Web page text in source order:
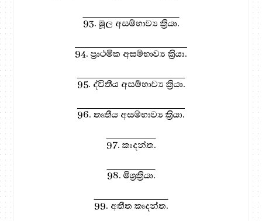
93. මූල අසම්භාව්‍ය ක්‍රියා.
94. ප්‍රාථමික අසම්භාව්‍ය ක්‍රියා.
95. ද්විතීය අසම්භාව්‍ය ක්‍රියා.
96. තෘතීය අසම්භාව්‍ය ක්‍රියා.
97. කෘදන්ත.
98. මිශ්‍රක්‍රියා.
99. අතීත කෘදන්ත.